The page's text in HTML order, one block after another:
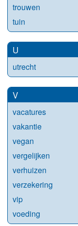
trouwen
tuin
U
utrecht
V
vacatures
vakantie
vegan
vergelijken
verhuizen
verzekering
vip
voeding